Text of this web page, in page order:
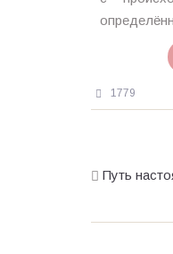
08.08.2020
1779
Путь